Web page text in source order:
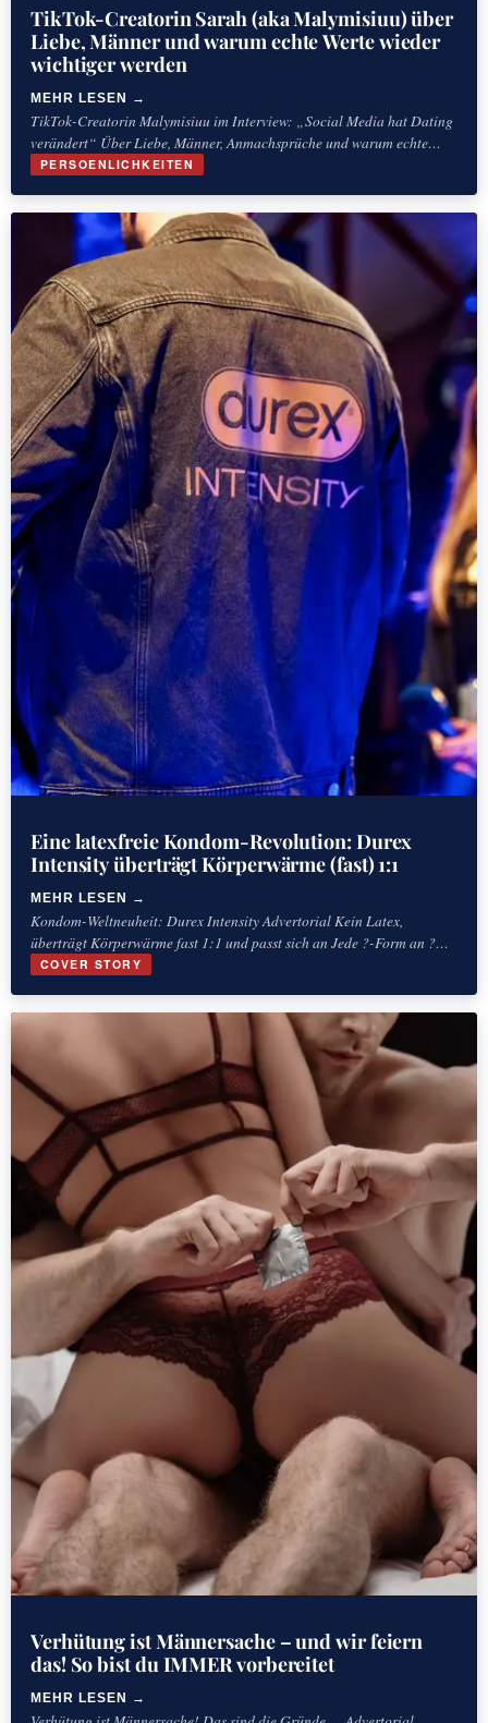
PERSOENLICHKEITEN
TikTok-Creatorin Sarah (aka Malymisiuu) über
Liebe, Männer und warum echte Werte wieder
wichtiger werden
MEHR LESEN
TikTok-Creatorin Malymisiuu im Interview: „Social Media hat Dating
verändert“ Über Liebe, Männer, Anmachsprüche und warum echte
Werte wieder wichtiger werden Sie ist erst 19
COVER STORY
Eine latexfreie Kondom-Revolution: Durex
Intensity überträgt Körperwärme (fast) 1:1
MEHR LESEN
Kondom-Weltneuheit: Durex Intensity Advertorial Kein Latex,
überträgt Körperwärme fast 1:1 und passt sich an Jede ?-Form an ?
Exklusiver Einblick: Das Durex ‘Intensity’ Launch-Event
Verhütung ist Männersache – und wir feiern
das! So bist du IMMER vorbereitet
MEHR LESEN